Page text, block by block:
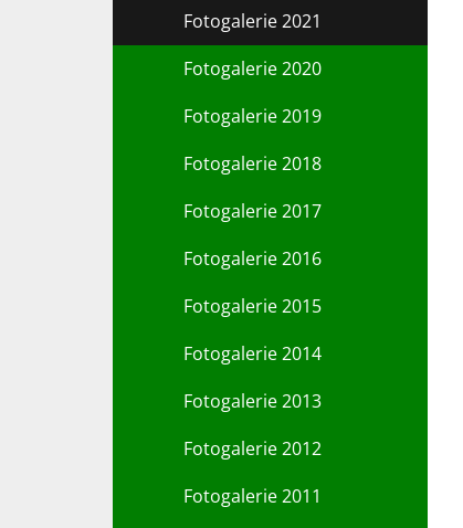
Fotogalerie 2021
Fotogalerie 2020
Fotogalerie 2019
Fotogalerie 2018
Fotogalerie 2017
Fotogalerie 2016
Fotogalerie 2015
Fotogalerie 2014
Fotogalerie 2013
Fotogalerie 2012
Fotogalerie 2011